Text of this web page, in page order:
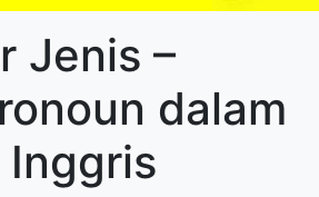
Jenis –
dalam
Inggris